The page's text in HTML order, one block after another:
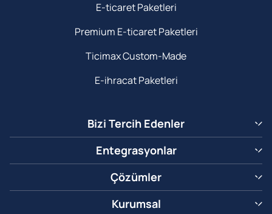
E-ticaret Paketleri
Premium E-ticaret Paketleri
Ticimax Custom-Made
E-ihracat Paketleri
Bizi Tercih Edenler
Entegrasyonlar
Çözümler
Kurumsal